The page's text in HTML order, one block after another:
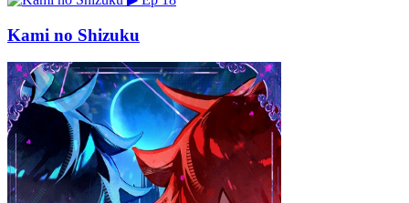
Kami no Shizuku